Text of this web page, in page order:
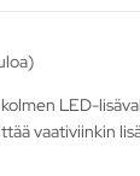
LED-
vaativiinkin